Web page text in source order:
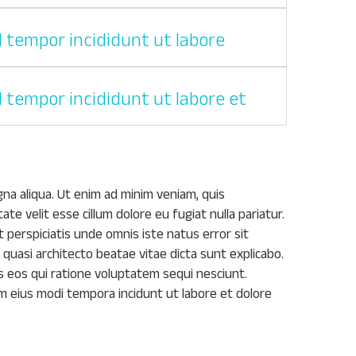
tempor incididunt ut labore
tempor incididunt ut labore et
aliqua. Ut enim ad minim veniam, quis
velit esse cillum dolore eu fugiat nulla pariatur.
perspiciatis unde omnis iste natus error sit
architecto beatae vitae dicta sunt explicabo.
qui ratione voluptatem sequi nesciunt.
eius modi tempora incidunt ut labore et dolore